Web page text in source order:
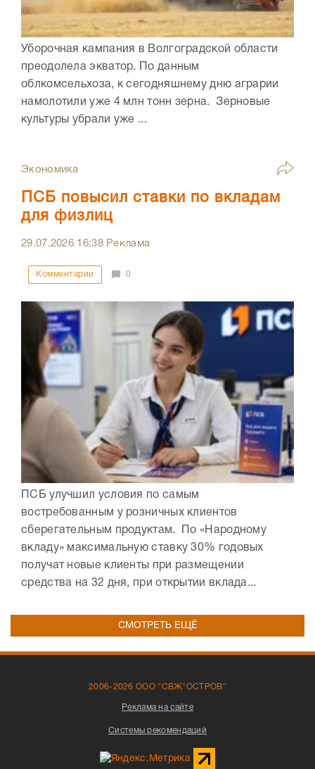
Уборочная кампания в Волгоградской области
преодолела экватор. По данным
облкомсельхоза, к сегодняшнему дню аграрии
намолотили уже 4 млн тонн зерна. Зерновые
культуры убрали уже ...
Экономика
ПСБ повысил ставки по вкладам
для физлиц
29.07.2026 16:38Реклама
Комментарии 0
ПСБ улучшил условия по самым
востребованным у розничных клиентов
сберегательным продуктам. По «Народному
вкладу» максимальную ставку 30% годовых
получат новые клиенты при размещении
средства на 32 дня, при открытии вклада...
СМОТРЕТЬ ЕЩЁ
2006-2026 ООО "СВЖ"ОСТРОВ"
Реклама на сайте
Системы рекомендаций